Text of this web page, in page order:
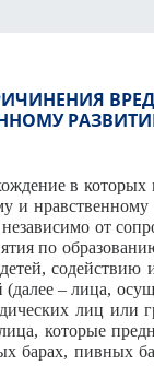
в
и
от
по
содействию
(далее – лица,
лиц или
которые
барах, пивных